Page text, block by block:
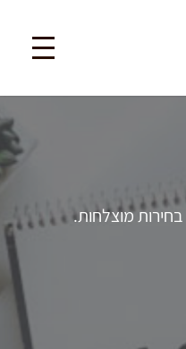
מוצלחות.